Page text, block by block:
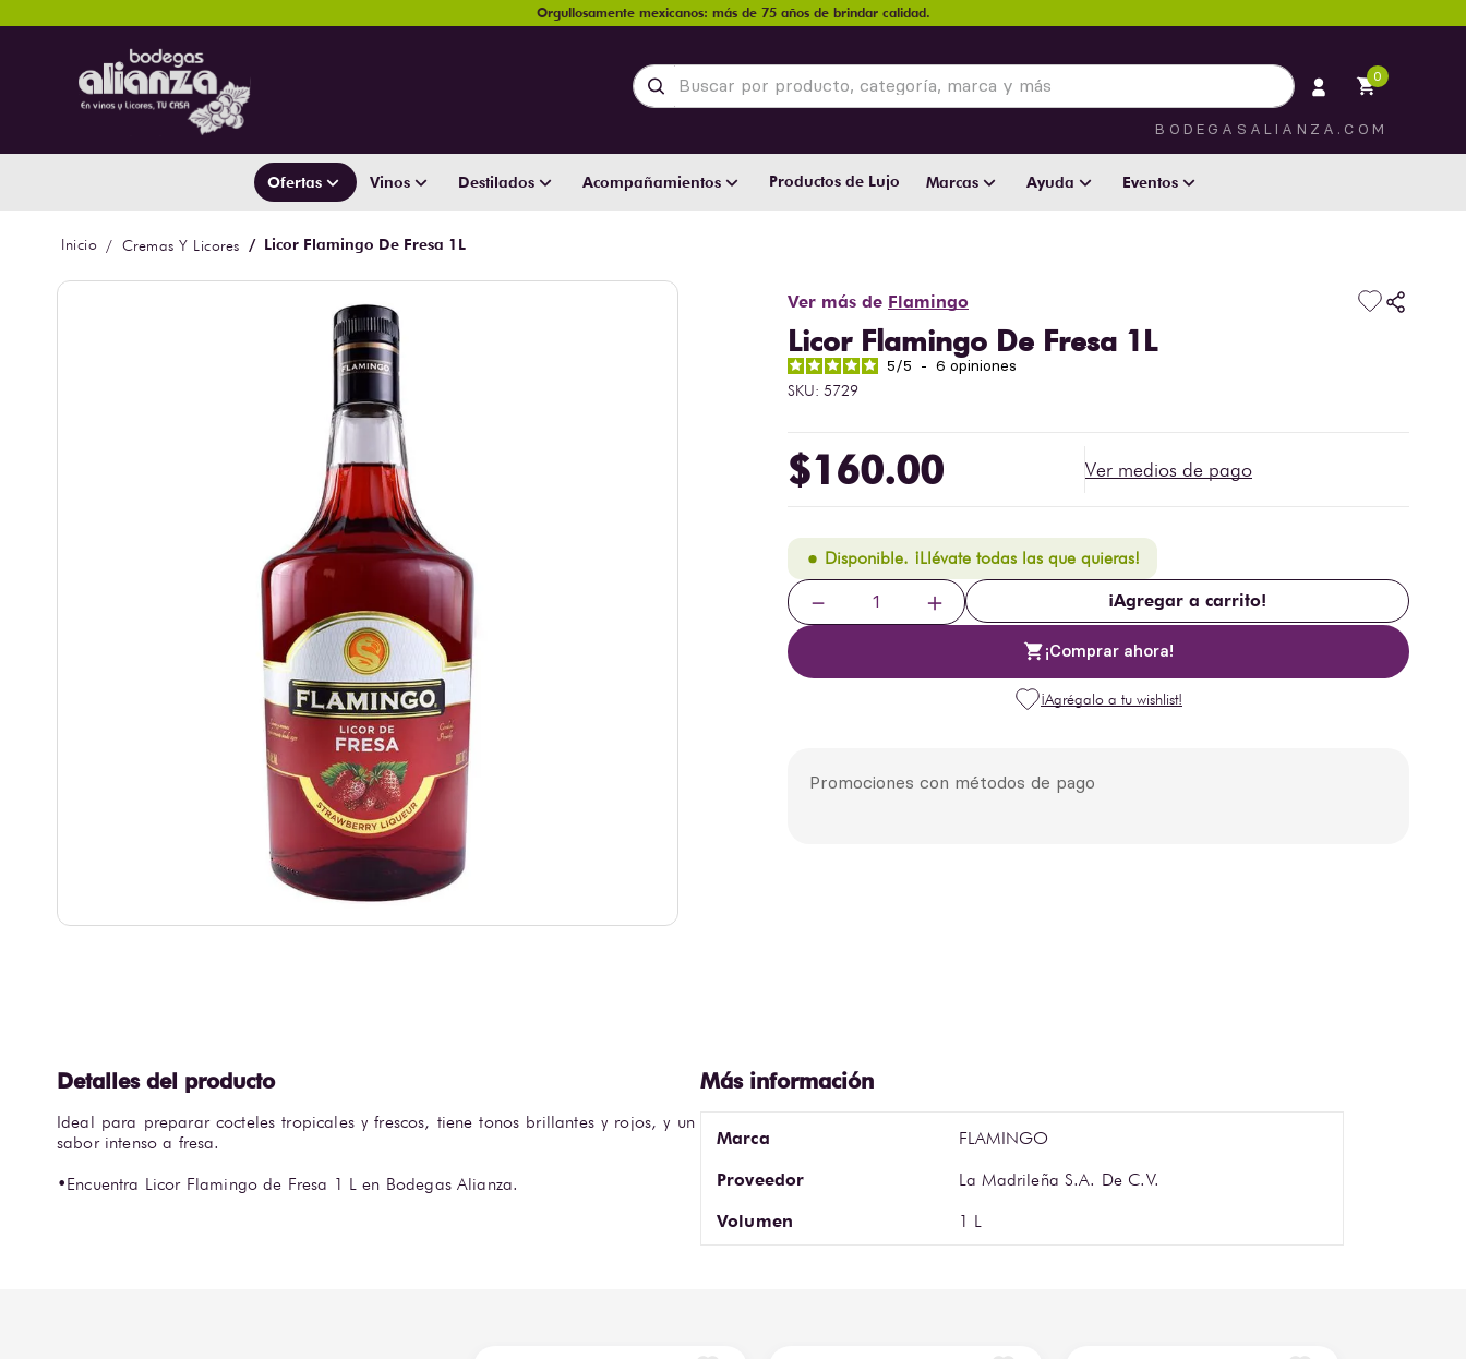
Orgullosamente mexicanos: más de 75 años de brindar calidad.
Buscar por producto, categoría, marca y más 0
BODEGASALIANZA.COM
Ofertas Vinos Destilados Acompañamientos Productos de Lujo Marcas Ayuda Eventos
Cremas Y Licores Licor Flamingo De Fresa 1L
Ver más de Flamingo
Licor Flamingo De Fresa 1L
5/5 - 6 opiniones
SKU: 5729
$160.00 Ver medios de pago
Disponible. ¡Llévate todas las que quieras!
＋
－ ¡Agregar a carrito!
¡Comprar ahora!
Promociones con métodos de pago
Ideal para preparar cocteles tropicales y frescos, tiene tonos brillantes y rojos, y un
sabor intenso a fresa.
•Encuentra Licor Flamingo de Fresa 1 L en Bodegas Alianza.
Marca FLAMINGO
Proveedor La Madrileña S.A. De C.V.
Volumen 1 L